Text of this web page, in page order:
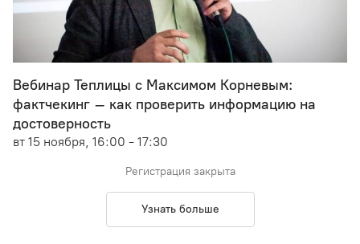
Вебинар Теплицы с Максимом Корневым:
фактчекинг – как проверить информацию на
достоверность
вт 15 ноября, 16:00 - 17:30
Регистрация закрыта
Узнать больше